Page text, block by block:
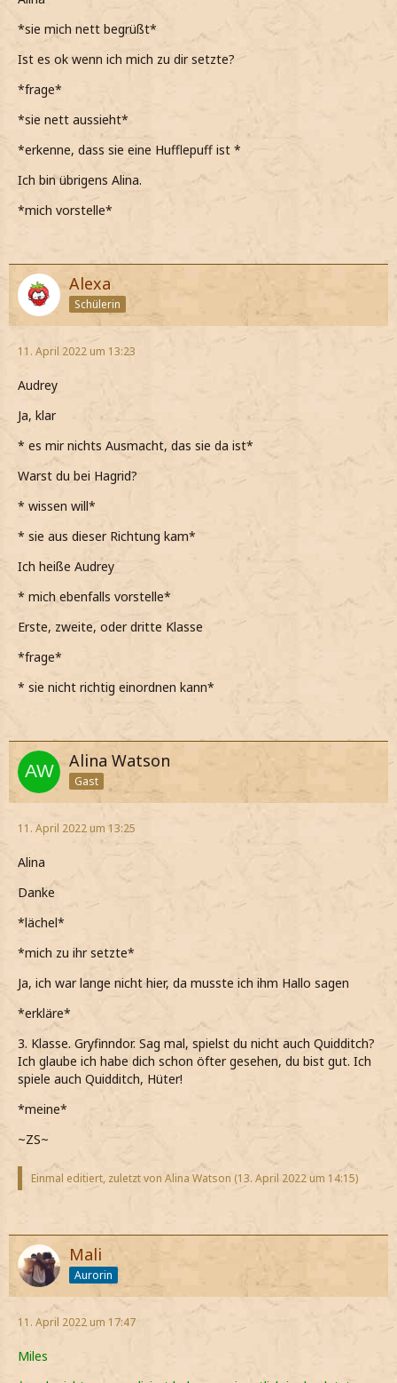
*sie mich nett begrüßt*
Ist es ok wenn ich mich zu dir setzte?
*frage*
*sie nett aussieht*
*erkenne, dass sie eine Hufflepuff ist *
Ich bin übrigens Alina.
*mich vorstelle*
Alexa
Schülerin
11. April 2022 um 13:23
Audrey
Ja, klar
* es mir nichts Ausmacht, das sie da ist*
Warst du bei Hagrid?
* wissen will*
* sie aus dieser Richtung kam*
Ich heiße Audrey
* mich ebenfalls vorstelle*
Erste, zweite, oder dritte Klasse
*frage*
* sie nicht richtig einordnen kann*
Alina Watson
Gast
11. April 2022 um 13:25
Alina
Danke
*lächel*
*mich zu ihr setzte*
Ja, ich war lange nicht hier, da musste ich ihm Hallo sagen
*erkläre*
3. Klasse. Gryfinndor. Sag mal, spielst du nicht auch Quidditch?
Ich glaube ich habe dich schon öfter gesehen, du bist gut. Ich
spiele auch Quidditch, Hüter!
*meine*
~ZS~
Einmal editiert, zuletzt von Alina Watson (13. April 2022 um 14:15)
Mali
Aurorin
11. April 2022 um 17:47
Miles